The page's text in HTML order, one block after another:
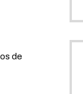
de